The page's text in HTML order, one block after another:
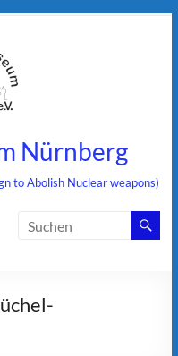
Nürnberg
to Abolish Nuclear weapons)